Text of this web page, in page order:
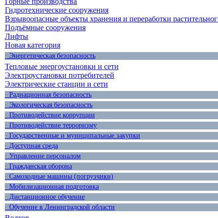
Гидротехнические сооружения
Взрывоопасные объекты хранения и переработки
Подъёмные сооружения
Лифты
Новая категория
· Энергетическая безопасность
Тепловые энергоустановки и сети
Электроустановки потребителей
Электрические станции и сети
· Радиационная безопасность
· Экологическая безопасность
· Противодействие коррупции
· Противодействие терроризму
· Государственные и муниципальные закупки
· Доступная среда
· Управление персоналом
· Гражданская оборона
· Самоходные машины (погрузчики)
· Мобилизационная подготовка
· Дистанционное обучение
· Обучение в Ленинградской области